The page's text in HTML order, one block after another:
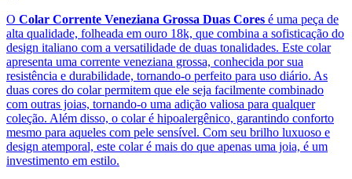
O Colar Corrente Veneziana Grossa Duas Cores é uma peça de
alta qualidade, folheada em ouro 18k, que combina a sofisticação do
design italiano com a versatilidade de duas tonalidades. Este colar
apresenta uma corrente veneziana grossa, conhecida por sua
resistência e durabilidade, tornando-o perfeito para uso diário. As
duas cores do colar permitem que ele seja facilmente combinado
com outras joias, tornando-o uma adição valiosa para qualquer
coleção. Além disso, o colar é hipoalergênico, garantindo conforto
mesmo para aqueles com pele sensível. Com seu brilho luxuoso e
design atemporal, este colar é mais do que apenas uma joia, é um
investimento em estilo.